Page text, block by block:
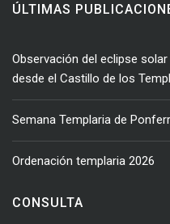
ÚLTIMAS
Observación del eclipse
desde el Castillo de los
Semana Templaria de
Ordenación templaria 2026
CONSULTA